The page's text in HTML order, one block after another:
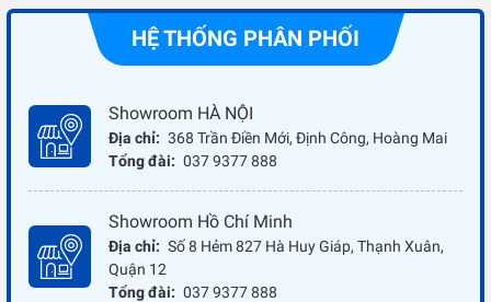
HỆ THỐNG PHÂN PHỐI
Showroom HÀ NỘI
Địa chỉ: 368 Trần Điền Mới, Định Công, Hoàng Mai
Tổng đài: 037 9377 888
Showroom Hồ Chí Minh
Địa chỉ: Số 8 Hẻm 827 Hà Huy Giáp, Thạnh Xuân,
Quận 12
Tổng đài: 037 9377 888